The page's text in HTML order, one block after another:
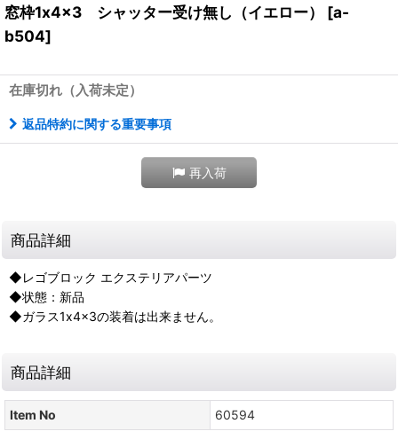
窓枠1x4x3 シャッター受け無し（イエロー） [a-
b504]
在庫切れ（入荷未定）
返品特約に関する重要事項
再入荷
商品詳細
◆レゴブロック エクステリアパーツ
◆状態：新品
◆ガラス1x4x3の装着は出来ません。
商品詳細
Item No 60594